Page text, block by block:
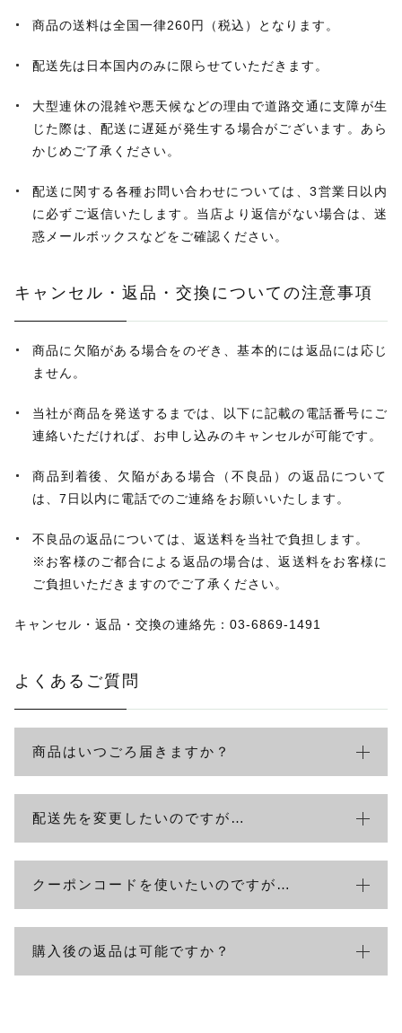
商品の送料は全国一律260円（税込）となります。
配送先は日本国内のみに限らせていただきます。
大型連休の混雑や悪天候などの理由で道路交通に支障が生
じた際は、配送に遅延が発生する場合がございます。あら
かじめご了承ください。
配送に関する各種お問い合わせについては、3営業日以内
に必ずご返信いたします。当店より返信がない場合は、迷
惑メールボックスなどをご確認ください。
キャンセル・返品・交換についての注意事項
商品に欠陥がある場合をのぞき、基本的には返品には応じ
ません。
当社が商品を発送するまでは、以下に記載の電話番号にご
連絡いただければ、お申し込みのキャンセルが可能です。
商品到着後、欠陥がある場合（不良品）の返品について
は、7日以内に電話でのご連絡をお願いいたします。
不良品の返品については、返送料を当社で負担します。
※お客様のご都合による返品の場合は、返送料をお客様に
ご負担いただきますのでご了承ください。
キャンセル・返品・交換の連絡先：03-6869-1491
よくあるご質問
商品はいつごろ届きますか？
配送先を変更したいのですが…
クーポンコードを使いたいのですが…
購入後の返品は可能ですか？